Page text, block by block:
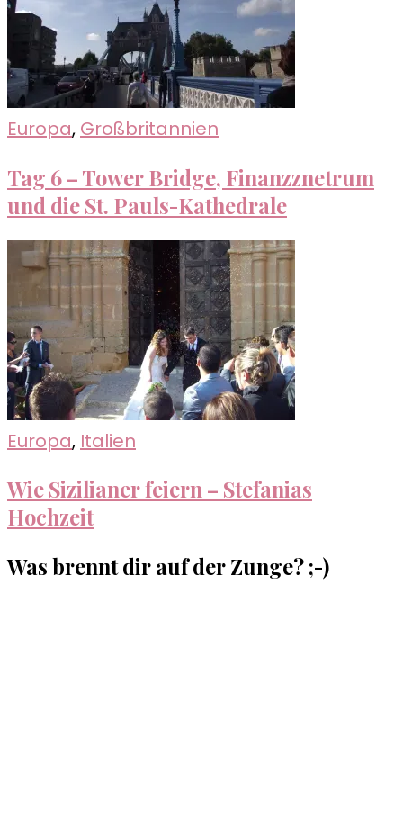
Europa, Großbritannien
Tag 6 – Tower Bridge, Finanzznetrum
und die St. Pauls-Kathedrale
Europa, Italien
Wie Sizilianer feiern – Stefanias
Hochzeit
Was brennt dir auf der Zunge? ;-)